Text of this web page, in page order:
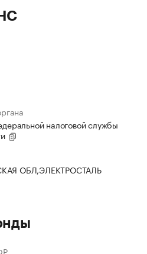
налоговой службы
ОБЛ,ЭЛЕКТРОСТАЛЬ